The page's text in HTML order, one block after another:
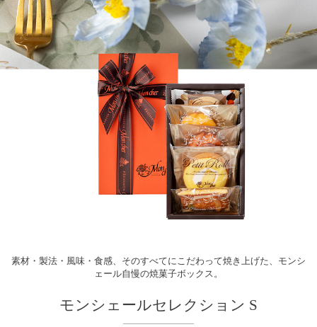
素材・製法・風味・食感、そのすべてにこだわって焼き上げた、モンシ
ェール自慢の焼菓子ボックス。
モンシェールセレクション S